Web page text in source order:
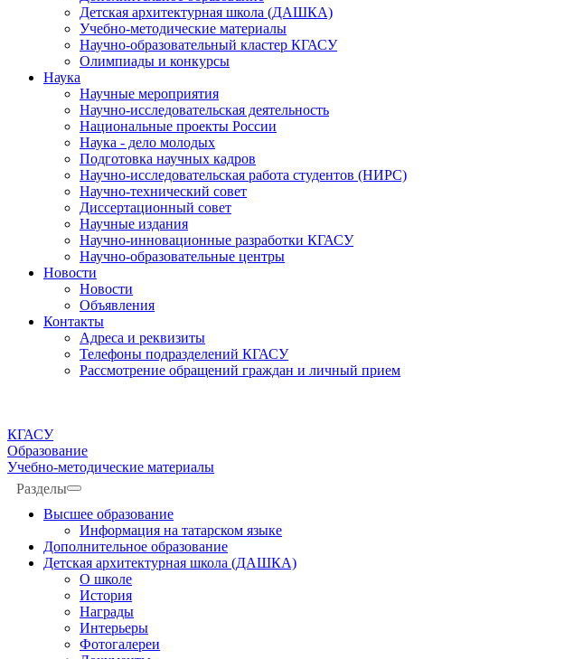
Детская архитектурная школа (ДАШКА)
Учебно-методические материалы
Научно-образовательный кластер КГАСУ
Олимпиады и конкурсы
Наука
Научные мероприятия
Научно-исследовательская деятельность
Национальные проекты России
Наука - дело молодых
Подготовка научных кадров
Научно-исследовательская работа студентов (НИРС)
Научно-технический совет
Диссертационный совет
Научные издания
Научно-инновационные разработки КГАСУ
Научно-образовательные центры
Новости
Новости
Объявления
Контакты
Адреса и реквизиты
Телефоны подразделений КГАСУ
Рассмотрение обращений граждан и личный прием
КГАСУ
Образование
Учебно-методические материалы
Разделы
Высшее образование
Информация на татарском языке
Дополнительное образование
Детская архитектурная школа (ДАШКА)
О школе
История
Награды
Интерьеры
Фотогалереи